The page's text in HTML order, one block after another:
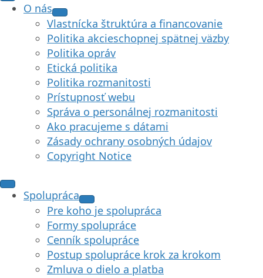
O nás
Vlastnícka štruktúra a financovanie
Politika akcieschopnej spätnej väzby
Politika opráv
Etická politika
Politika rozmanitosti
Prístupnosť webu
Správa o personálnej rozmanitosti
Ako pracujeme s dátami
Zásady ochrany osobných údajov
Copyright Notice
Spolupráca
Pre koho je spolupráca
Formy spolupráce
Cenník spolupráce
Postup spolupráce krok za krokom
Zmluva o dielo a platba